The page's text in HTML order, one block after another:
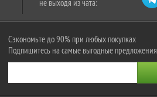
не выходя из чата:
Сэкономьте до 90% при любых покупках
Подпишитесь на самые выгодные предложения